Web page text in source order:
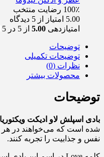
100٪ رضایت
منتخب
5.00 امتیاز از 5 دیدگاه
امتیازدهی 5.00 از 5 در 5
توضیحات
توضیحات تکمیلی
نظرات (0)
محصولات بیشتر
توضیحات
بادی اسپلش لاو ادیکت
شده است که می‌خواهند در هر
نفس و جذابیت را تجربه کنند.